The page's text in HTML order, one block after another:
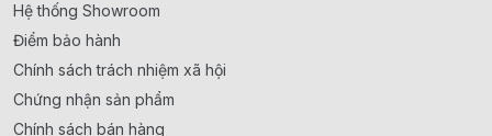
Hệ thống Showroom
Điểm bảo hành
Chính sách trách nhiệm xã hội
Chứng nhận sản phẩm
Chính sách bán hàng